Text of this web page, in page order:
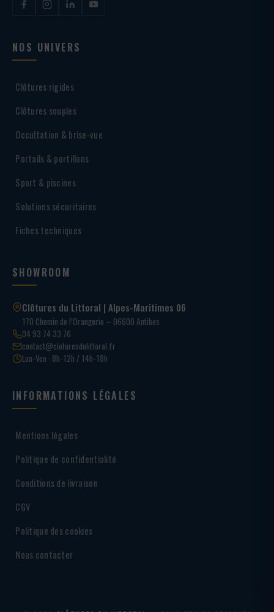
NOS UNIVERS
Clôtures rigides
Clôtures souples
Occultation & brise-vue
Portails & portillons
Sport & piscines
Solutions sécuritaires
Fiches techniques
SHOWROOM
Clôtures du Littoral | Alpes-Maritimes 06
170 Chemin de l’Orangerie – 06600 Antibes
04 93 74 33 76
contact@cloturesdulittoral.fr
Lun-Ven · 8h-12h / 14h-18h
INFORMATIONS LÉGALES
Mentions légales
Politique de confidentialité
Conditions de livraison
CGV
Politique des cookies
Nous contacter